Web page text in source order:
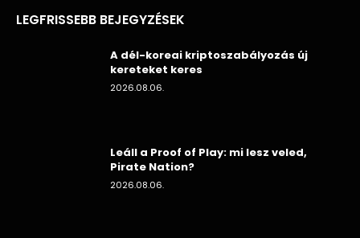
LEGFRISSEBB BEJEGYZÉSEK
A dél-koreai kriptoszabályozás új
kereteket keres
2026.08.06.
Leáll a Proof of Play: mi lesz veled,
Pirate Nation?
2026.08.06.